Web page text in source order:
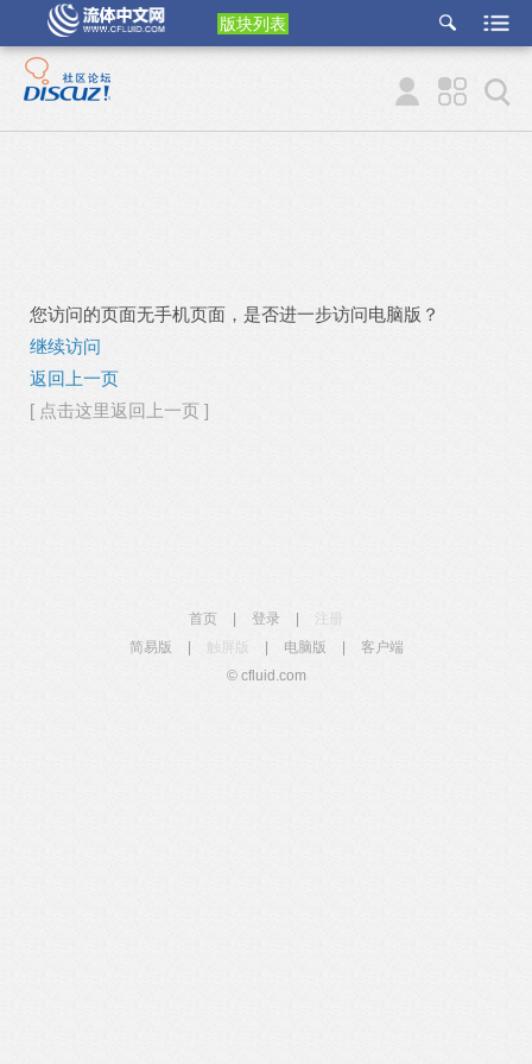
版块列表
etu
p
您访问的页面无手机页面，是否进一步访问电脑版？
继续访问
返回上一页
[ 点击这里返回上一页 ]
首页 登录
简易版
触屏版 电脑版
客户端
© cfluid.com